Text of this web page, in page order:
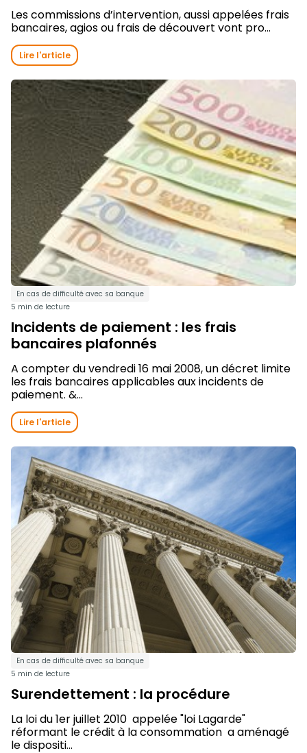
Les commissions d’intervention, aussi appelées frais
bancaires, agios ou frais de découvert vont pro...
Lire l'article
En cas de difficulté avec sa banque
5 min de lecture
Incidents de paiement : les frais
bancaires plafonnés
A compter du vendredi 16 mai 2008, un décret limite
les frais bancaires applicables aux incidents de
paiement. &...
Lire l'article
En cas de difficulté avec sa banque
5 min de lecture
Surendettement : la procédure
La loi du 1er juillet 2010 appelée "loi Lagarde"
réformant le crédit à la consommation a aménagé
le dispositi...